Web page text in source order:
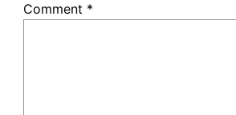
Comment *